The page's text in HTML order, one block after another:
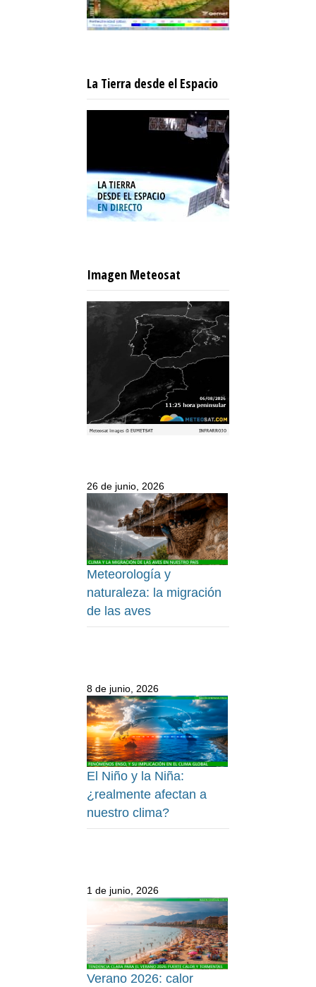
La Tierra desde el Espacio
Imagen Meteosat
26 de junio, 2026
Meteorología y
naturaleza: la migración
de las aves
8 de junio, 2026
El Niño y la Niña:
¿realmente afectan a
nuestro clima?
1 de junio, 2026
Verano 2026: calor